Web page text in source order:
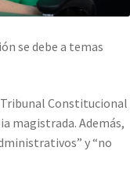
se debe a temas
Tribunal Constitucional
magistrada. Además,
y “no